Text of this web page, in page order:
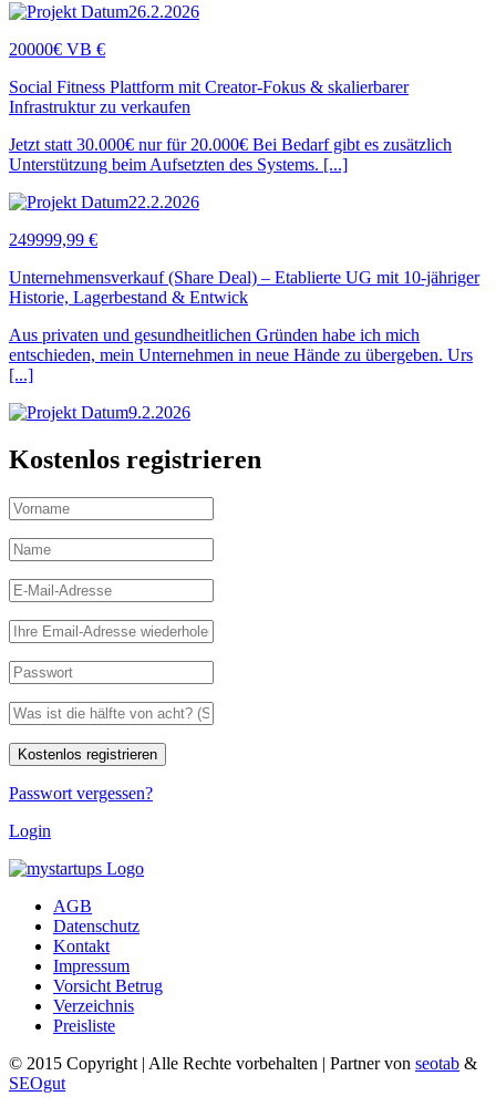
26.2.2026
20000€ VB €
Social Fitness Plattform mit Creator-Fokus & skalierbarer
Infrastruktur zu verkaufen
Jetzt statt 30.000€ nur für 20.000€ Bei Bedarf gibt es zusätzlich
Unterstützung beim Aufsetzten des Systems. [...]
22.2.2026
249999,99 €
Unternehmensverkauf (Share Deal) – Etablierte UG mit 10-jähriger
Historie, Lagerbestand & Entwick
Aus privaten und gesundheitlichen Gründen habe ich mich
entschieden, mein Unternehmen in neue Hände zu übergeben. Urs
[...]
9.2.2026
Kostenlos registrieren
Passwort vergessen?
Login
AGB
Datenschutz
Kontakt
Impressum
Vorsicht Betrug
Verzeichnis
Preisliste
© 2015 Copyright | Alle Rechte vorbehalten | Partner von seotab &
SEOgut